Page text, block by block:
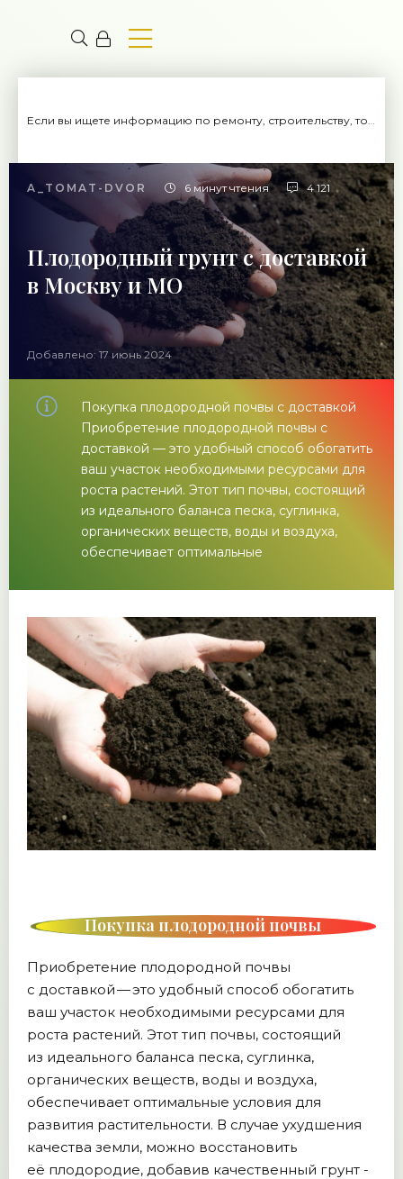
Если вы ищете информацию по ремонту, строительству, то вы попали на нужный сайт.
A_TOMAT-DVOR 6 минут чтения 4 121
Плодородный грунт с доставкой
в Москву и МО
Добавлено: 17 июнь 2024
Покупка плодородной почвы с доставкой
Приобретение плодородной почвы с
доставкой — это удобный способ обогатить
ваш участок необходимыми ресурсами для
роста растений. Этот тип почвы, состоящий
из идеального баланса песка, суглинка,
органических веществ, воды и воздуха,
обеспечивает оптимальные
Покупка плодородной почвы
с доставкой
Приобретение плодородной почвы
с доставкой — это удобный способ обогатить
ваш участок необходимыми ресурсами для
роста растений. Этот тип почвы, состоящий
из идеального баланса песка, суглинка,
органических веществ, воды и воздуха,
обеспечивает оптимальные условия для
развития растительности. В случае ухудшения
качества земли, можно восстановить
её плодородие, добавив качественный грунт -